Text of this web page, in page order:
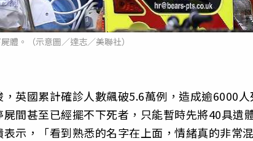
體。（示意圖／達志／美聯社）
英國累計確診人數飆破5.6萬例，造成逾6000人
間甚至已經擺不下死者，只能暫時先將40具遺
示，「看到熟悉的名字在上面，情緒真的非常